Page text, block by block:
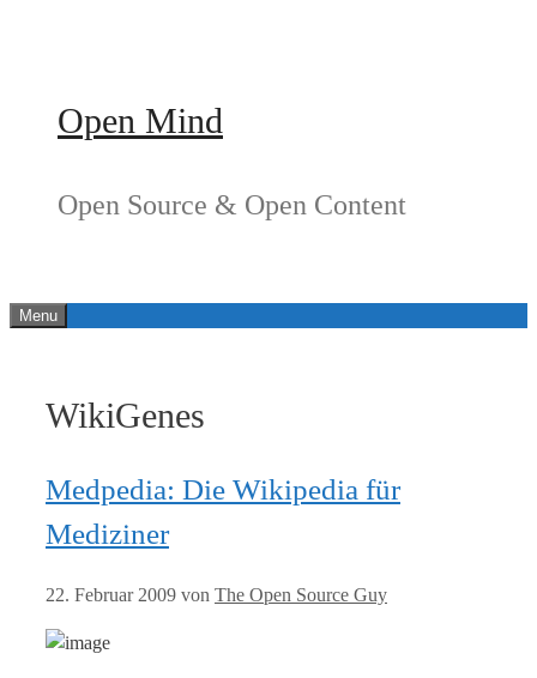
Open Mind
Open Source & Open Content
Menu
WikiGenes
Medpedia: Die Wikipedia für
Mediziner
22. Februar 2009 von The Open Source Guy